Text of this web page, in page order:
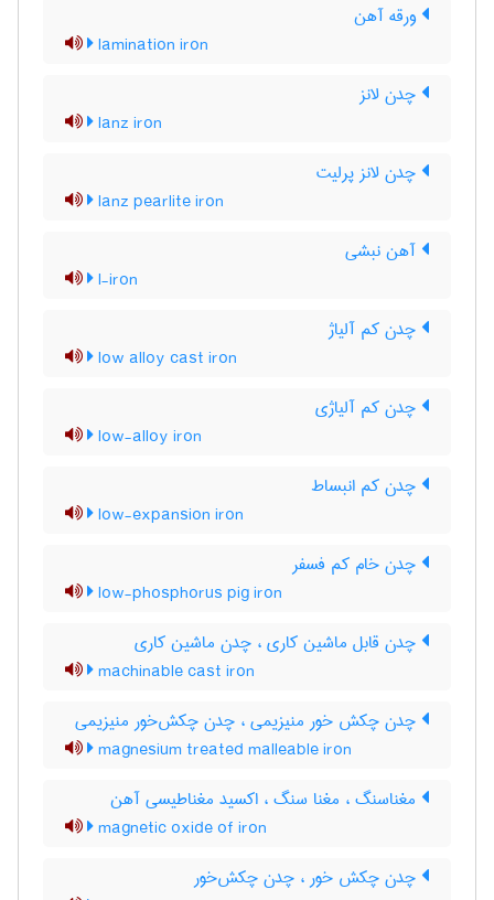
ورقه آهن
lamination iron
چدن لانز
lanz iron
چدن لانز پرلیت
lanz pearlite iron
آهن نبشی
l-iron
چدن کم آلیاژ
low alloy cast iron
چدن کم آلیاژی
low-alloy iron
چدن کم انبساط
low-expansion iron
چدن خام کم فسفر
low-phosphorus pig iron
چدن قابل ماشین کاری ، چدن ماشین کاری
machinable cast iron
چدن چکش خور منیزیمی ، چدن چکش‌خور منیزیمی
magnesium treated malleable iron
مغناسنگ ، مغنا سنگ ، اکسید مغناطیسی آهن
magnetic oxide of iron
چدن چکش خور ، چدن چکش‌خور